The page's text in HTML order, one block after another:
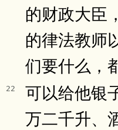
的财政大臣
的律法教师
们要什么，
22
可以给他银
万二千升、